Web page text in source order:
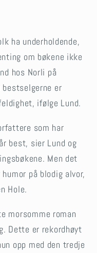
ha underholdende,
om bøkene ikke
hos Norli på
er
ifølge Lund.
som har
best, sier Lund og
Men det
på blodig alvor,
Hole.
morsomme roman
Dette er rekordhøyt
opp med den tredje